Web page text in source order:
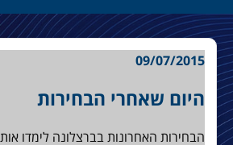
09/07/2015
היום שאחרי הבחירות
הבחירות האחרונות בברצלונה לימדו